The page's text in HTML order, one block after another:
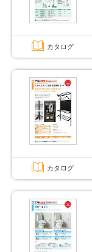
カタログ
カタログ